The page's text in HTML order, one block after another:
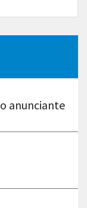
anunciante